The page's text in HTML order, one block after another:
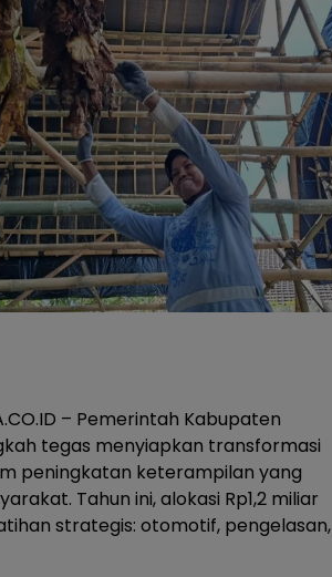
– Pemerintah Kabupaten
tegas menyiapkan transformasi
peningkatan keterampilan yang
Tahun ini, alokasi Rp1,2 miliar
strategis: otomotif, pengelasan,